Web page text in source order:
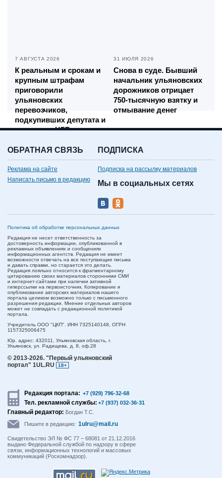
7 АВГУСТА 2026
К реальным и срокам и
крупным штрафам
приговорили
ульяновских
перевозчиков,
подкупивших депутата и
директора ЦГБ
31 ИЮЛЯ 2026
Снова в суде. Бывший
начальник ульяновских
дорожников отрицает
750-тысячную взятку и
отмывание денег
ОБРАТНАЯ СВЯЗЬ
Реклама на сайте
Написать письмо в редакцию
ПОДПИСКА
Подписка на рассылку материалов
Мы в социальных сетях
Политика об обработке персональных данных
Редакция не несет ответственность за
достоверность информации, опубликованной в
рекламных объявлениях и сообщениях
информационных агентств. Редакция не имеет
возможности отвечать на все поступающие письма
и давать справки, но старается это делать.
Редакция лояльно относится к фрагментарному
цитированию своих материалов сторонними СМИ
и интернет-сайтами при наличии активной
гиперссылки на первоисточник. Копирование и
опубликование авторских материалов нашего
портала целиком возможно только с письменного
разрешения редакции. Мнение отдельных авторов
может не совпадать с редакционной политикой
портала.
Учредитель ООО "ЦКП". ИНН 7325140148, ОГРН
1157325006475
Юр. адрес: 432011, Ульяновская область, г.
Ульяновск, ул. Радищева, д. 8, оф.28
© 2013-2026. "Первый ульяновский
портал" 1UL.RU
18+
Редакция портала: +7 (929) 796-32-68
Тел. рекламной службы: +7 (937) 032-36-31
Главный редактор: Богдан Т.С.
Пишите в редакцию: 1ulru@mail.ru
Свидетельство ЭЛ № ФС 77 – 68081 от 21.12.2016
выдано Федеральной службой по надзору в сфере
связи, информационных технологий и массовых
коммуникаций (Роскомнадзор).